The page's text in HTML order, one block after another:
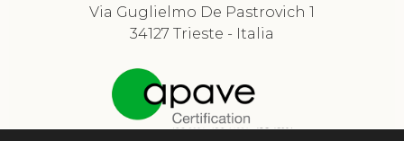
Via Guglielmo De Pastrovich 1
34127 Trieste - Italia